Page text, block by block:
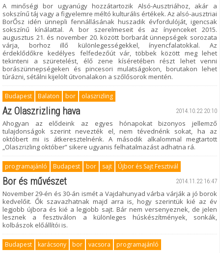
A minőségi bor ugyanúgy hozzátartozik Alsó-Ausztriához, akár a
sokszínű táj vagy a figyelemre méltó kulturális értékek. Az alsó-ausztriai
BorŐsz idén ünnepli fennállásának huszadik évfordulóját, igencsak
sokszínű kínálattal. A bor szerelmeseit és az ínyenceket 2015.
augusztus 21. és november 20. között borbarát ünnepségek sorozata
várja, borhoz illő különlegességekkel, ínyencfalatokkal. Az
érdeklődőkre kedélyes felfedezőút vár, többek között meg lehet
tekinteni a szüretelést, élő zene kíséretében részt lehet venni
borászünnepségeken és pincesori mulatságokon, borutakon lehet
túrázni, sétálni kijelölt útvonalakon a szőlősorok mentén.
Budapest Balaton bor olaszrizling
2014.10.22 20:10
Az Olaszrizling hava
Ahogyan az elődeink az egyes hónapokat bizonyos jellemző
tulajdonságok szerint nevezték el, nem tévednénk sokat, ha az
októbert mi is átkeresztelnénk. A második alkalommal megtartott
„Olaszrizling október” sikere ugyanis felhatalmazást adhatna rá.
programajánló Budapest bor sajt Újbor és Sajt Fesztivál
2014.11.22 16:47
Bor és művészet
November 29-én és 30-án ismét a Vajdahunyad várba várják a jó borok
kedvelőit. Ők szavazhatnak majd arra is, hogy szerintük kié az év
legjobb újbora és kié a legjobb sajt. Bár nem versenyeznek, de jelen
lesznek a fesztiválon a különleges húskészítmények, sonkák,
kolbászok előállítói is.
Budapest karácsony bor vacsora programajánló